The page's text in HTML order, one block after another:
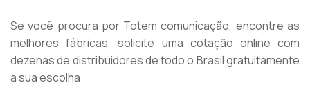
Se você procura por Totem comunicação, encontre as
melhores fábricas, solicite uma cotação online com
dezenas de distribuidores de todo o Brasil gratuitamente
a sua escolha